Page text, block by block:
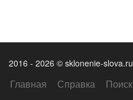
2016 - 2026 © sklonenie-slova.ru
Главная Справка Поиск